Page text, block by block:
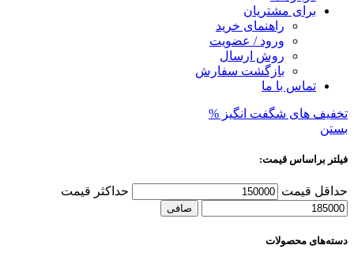
برای مشتریان
راهنمای خرید
ورود / عضویت
روش ارسال
بازگشت سفارش
تماس با ما
تخفیف های شگفت انگیز %
بستن
فیلتر براساس قیمت:
حداقل قیمت حداكثر قيمت
صافی
دسته‌های محصولات